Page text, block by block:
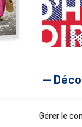
Gérer le
—